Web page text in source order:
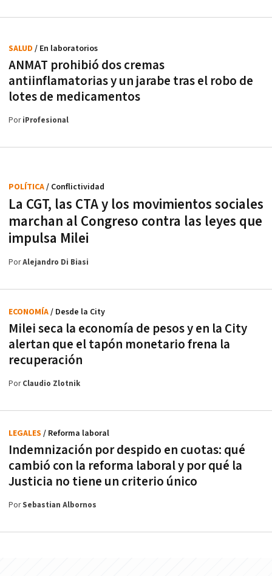
ANMAT prohibió dos cremas
antiinflamatorias y un jarabe tras el robo de
lotes de medicamentos
SALUD / En laboratorios
PoriProfesional
La CGT, las CTA y los movimientos sociales
marchan al Congreso contra las leyes que
impulsa Milei
POLÍTICA/ Conflictividad
PorAlejandro Di Biasi
Milei seca la economía de pesos y en la City
alertan que el tapón monetario frena la
recuperación
ECONOMÍA/ Desde la City
PorClaudio Zlotnik
Indemnización por despido en cuotas: qué
cambió con la reforma laboral y por qué la
Justicia no tiene un criterio único
LEGALES / Reforma laboral
PorSebastian Albornos